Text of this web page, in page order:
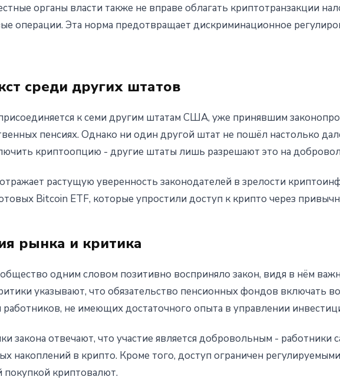
органы власти также не вправе облагать криптотранзакции
операции. Эта норма предотвращает дискриминационное
среди других штатов
к семи другим штатам США, уже принявшим
пенсиях. Однако ни один другой штат не пошёл настолько
криптоопцию - другие штаты лишь разрешают это на
растущую уверенность законодателей в зрелости
Bitcoin ETF, которые упростили доступ к крипто через
рынка и критика
одним словом позитивно восприняло закон, видя в нём
указывают, что обязательство пенсионных фондов включать
работников, не имеющих достаточного опыта в управлении
закона отвечают, что участие является добровольным - работники
накоплений в крипто. Кроме того, доступ ограничен
покупкой криптовалют.